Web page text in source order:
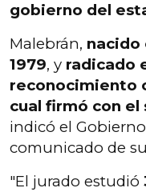
gobierno del
Malebrán, nacido
1979, y radicado
reconocimiento
cual firmó con
indicó el
comunicado de
"El jurado estudió